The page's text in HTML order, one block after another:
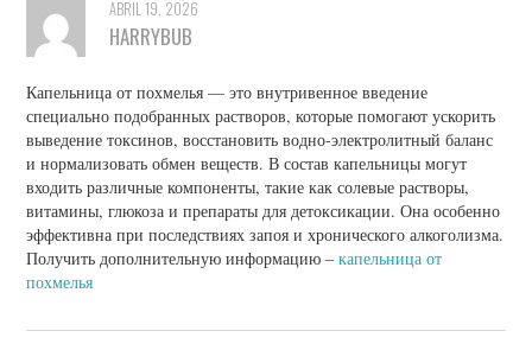
ABRIL 19, 2026
HARRYBUB
Капельница от похмелья — это внутривенное введение
специально подобранных растворов, которые помогают ускорить
выведение токсинов, восстановить водно-электролитный баланс
и нормализовать обмен веществ. В состав капельницы могут
входить различные компоненты, такие как солевые растворы,
витамины, глюкоза и препараты для детоксикации. Она особенно
эффективна при последствиях запоя и хронического алкоголизма.
Получить дополнительную информацию –капельница от
похмелья